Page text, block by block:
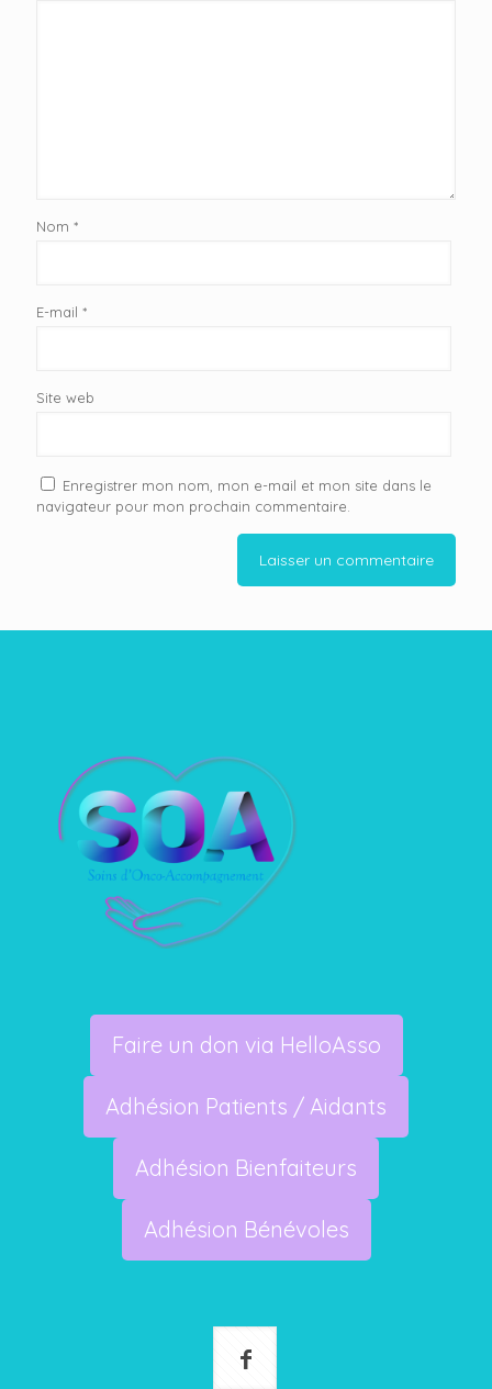
Nom *
E-mail *
Site web
Enregistrer mon nom, mon e-mail et mon site dans le
navigateur pour mon prochain commentaire.
Faire un don via HelloAsso
Adhésion Patients / Aidants
Adhésion Bienfaiteurs
Adhésion Bénévoles